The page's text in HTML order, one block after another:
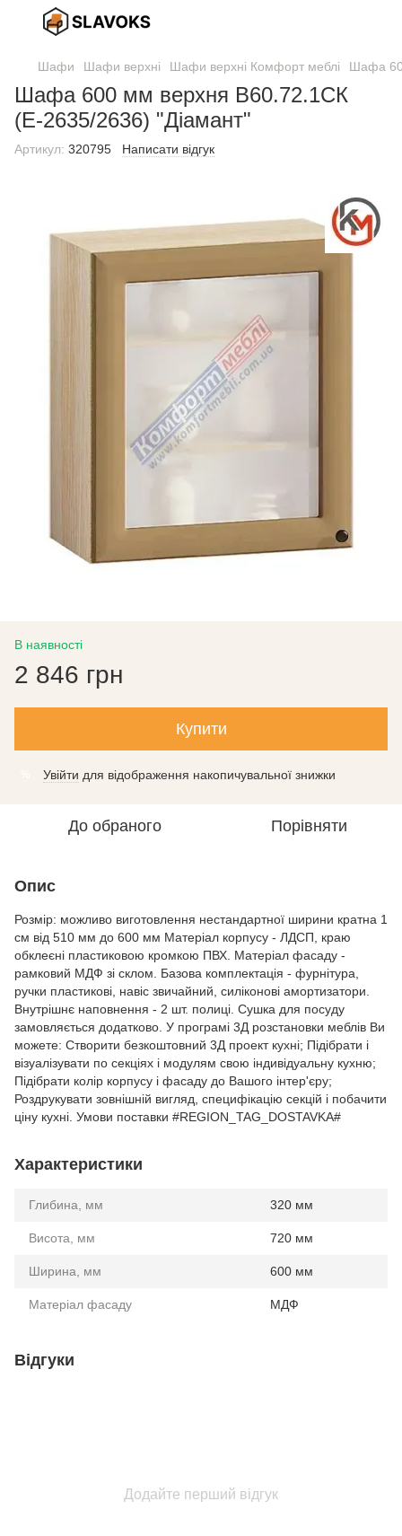
Шафи Шафи верхні Шафи верхні Комфорт меблі Шафа
Шафа 600 мм верхня В60.72.1СК
(Е-2635/2636) "Діамант"
Артикул: 320795 Написати відгук
В наявності
2 846 грн
Купити
Увійти для відображення накопичувальної знижки
До обраного Порівняти
Опис
Розмір: можливо виготовлення нестандартної ширини кратна 1
см від 510 мм до 600 мм Матеріал корпусу - ЛДСП, краю
обклеєні пластиковою кромкою ПВХ. Матеріал фасаду -
рамковий МДФ зі склом. Базова комплектація - фурнітура,
ручки пластикові, навіс звичайний, силіконові амортизатори.
Внутрішнє наповнення - 2 шт. полиці. Сушка для посуду
замовляється додатково. У програмі 3Д розстановки меблів Ви
можете: Створити безкоштовний 3Д проект кухні; Підібрати і
візуалізувати по секціях і модулям свою індивідуальну кухню;
Підібрати колір корпусу і фасаду до Вашого інтер'єру;
Роздрукувати зовнішній вигляд, специфікацію секцій і побачити
ціну кухні. Умови поставки #REGION_TAG_DOSTAVKA#
Характеристики
Глибина, мм 320 мм
Висота, мм 720 мм
Ширина, мм 600 мм
Матеріал фасаду МДФ
Відгуки
Додайте перший відгук